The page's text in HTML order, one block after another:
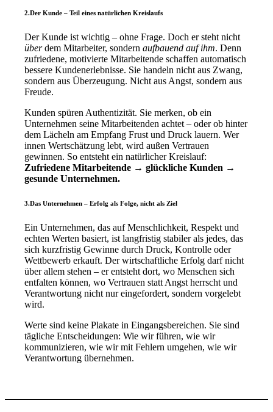
2.Der Kunde – Teil eines natürlichen Kreislaufs
Der Kunde ist wichtig – ohne Frage. Doch er steht nicht
überdem Mitarbeiter, sondernaufbauend auf ihm. Denn
zufriedene, motivierte Mitarbeitende schaffen automatisch
bessere Kundenerlebnisse. Sie handeln nicht aus Zwang,
sondern aus Überzeugung. Nicht aus Angst, sondern aus
Freude.
Kunden spüren Authentizität. Sie merken, ob ein
Unternehmen seine Mitarbeitenden achtet – oder ob hinter
dem Lächeln am Empfang Frust und Druck lauern. Wer
innen Wertschätzung lebt, wird außen Vertrauen
gewinnen. So entsteht ein natürlicher Kreislauf:
Zufriedene Mitarbeitende → glückliche Kunden →
gesunde Unternehmen.
3.Das Unternehmen – Erfolg als Folge, nicht als Ziel
Ein Unternehmen, das auf Menschlichkeit, Respekt und
echten Werten basiert, ist langfristig stabiler als jedes, das
sich kurzfristig Gewinne durch Druck, Kontrolle oder
Wettbewerb erkauft. Der wirtschaftliche Erfolg darf nicht
über allem stehen – er entsteht dort, wo Menschen sich
entfalten können, wo Vertrauen statt Angst herrscht und
Verantwortung nicht nur eingefordert, sondern vorgelebt
wird.
Werte sind keine Plakate in Eingangsbereichen. Sie sind
tägliche Entscheidungen: Wie wir führen, wie wir
kommunizieren, wie wir mit Fehlern umgehen, wie wir
Verantwortung übernehmen.